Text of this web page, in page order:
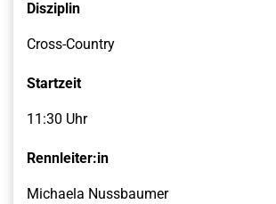
Disziplin
Cross-Country
Startzeit
11:30 Uhr
Rennleiter:in
Michaela Nussbaumer